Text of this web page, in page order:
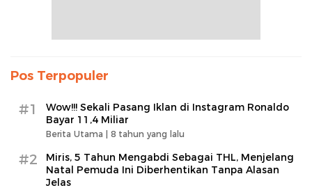
Pos Terpopuler
#1
Wow!!! Sekali Pasang Iklan di Instagram Ronaldo
Bayar 11,4 Miliar
Berita Utama | 8 tahun yang lalu
#2
Miris, 5 Tahun Mengabdi Sebagai THL, Menjelang
Natal Pemuda Ini Diberhentikan Tanpa Alasan
Jelas